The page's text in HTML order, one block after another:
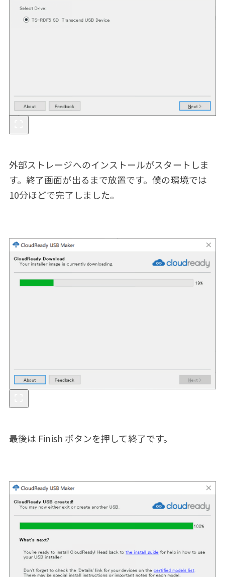
外部ストレージへのインストールがスタートしま
す。終了画面が出るまで放置です。僕の環境では
10分ほどで完了しました。
最後は Finish ボタンを押して終了です。